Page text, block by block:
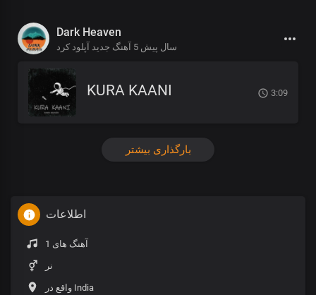
Dark Heaven
5 سال پیش
KURA KAANI 3:09
بارگذاری بیشتر
اطلاعات
1 آهنگ های
نر
واقع در India